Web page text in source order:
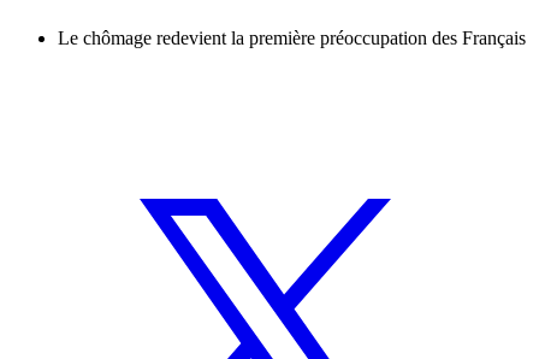
Le chômage redevient la première préoccupation des Français